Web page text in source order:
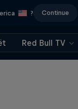
? Continue
Red Bull TV